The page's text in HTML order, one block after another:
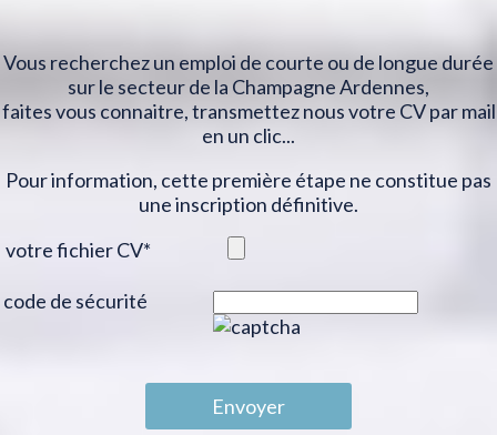
Vous recherchez un emploi de courte ou de longue durée
sur le secteur de la Champagne Ardennes,
faites vous connaitre, transmettez nous votre CV par mail
en un clic...
Pour information, cette première étape ne constitue pas
une inscription définitive.
votre fichier CV*
code de sécurité
Envoyer